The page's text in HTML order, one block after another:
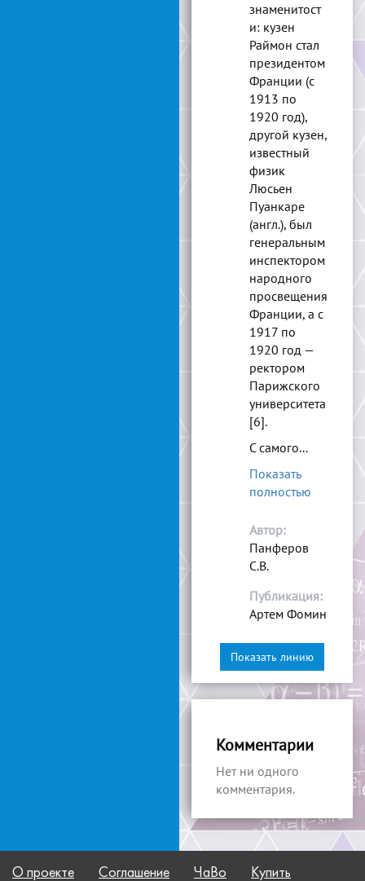
знаменитост
и: кузен
Раймон стал
президентом
Франции (с
1913 по
1920 год),
другой кузен,
известный
физик
Люсьен
Пуанкаре
(англ.), был
генеральным
инспектором
народного
просвещения
Франции, а с
1917 по
1920 год —
ректором
Парижского
университета
[6].
С самого...
Показать
полностью
Автор:
Панферов
С.В.
Публикация:
Артем Фомин
Показать линию
Комментарии
Нет ни одного
комментария.
О проекте Соглашение ЧаВо Купить